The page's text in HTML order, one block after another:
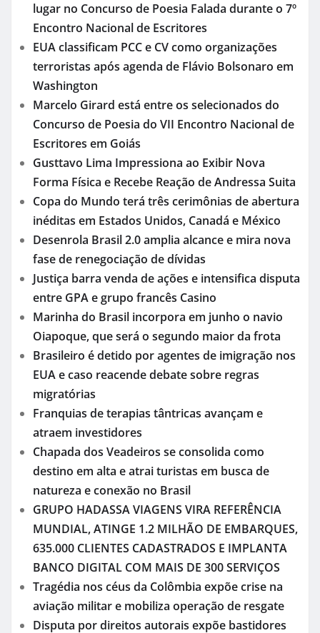
lugar no Concurso de Poesia Falada durante o 7º
Encontro Nacional de Escritores
EUA classificam PCC e CV como organizações
terroristas após agenda de Flávio Bolsonaro em
Washington
Marcelo Girard está entre os selecionados do
Concurso de Poesia do VII Encontro Nacional de
Escritores em Goiás
Gusttavo Lima Impressiona ao Exibir Nova
Forma Física e Recebe Reação de Andressa Suita
Copa do Mundo terá três cerimônias de abertura
inéditas em Estados Unidos, Canadá e México
Desenrola Brasil 2.0 amplia alcance e mira nova
fase de renegociação de dívidas
Justiça barra venda de ações e intensifica disputa
entre GPA e grupo francês Casino
Marinha do Brasil incorpora em junho o navio
Oiapoque, que será o segundo maior da frota
Brasileiro é detido por agentes de imigração nos
EUA e caso reacende debate sobre regras
migratórias
Franquias de terapias tântricas avançam e
atraem investidores
Chapada dos Veadeiros se consolida como
destino em alta e atrai turistas em busca de
natureza e conexão no Brasil
GRUPO HADASSA VIAGENS VIRA REFERÊNCIA
MUNDIAL, ATINGE 1.2 MILHÃO DE EMBARQUES,
635.000 CLIENTES CADASTRADOS E IMPLANTA
BANCO DIGITAL COM MAIS DE 300 SERVIÇOS
Tragédia nos céus da Colômbia expõe crise na
aviação militar e mobiliza operação de resgate
Disputa por direitos autorais expõe bastidores